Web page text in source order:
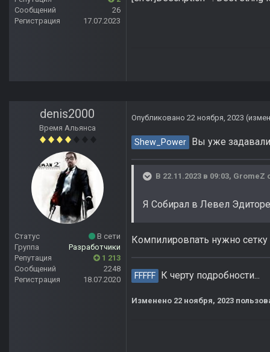
Сообщений
26
Регистрация
17.07.2023
denis2000
Время Альянса
Статус
В сети
Группа
Разработчики
Репутация
1 213
Сообщений
2248
Регистрация
18.07.2020
Опубликовано 22 ноября, 2023
Shew_Power Вы уже
В 22.11.2023 в 09:03, GromeZ
Я Собирал в Левел
Компилировпать нужно сетку
FFFFF К черту подробности...
Изменено 22 ноября, 2023